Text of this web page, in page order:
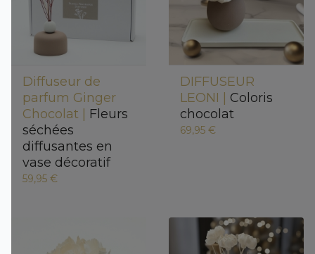
Diffuseur de
parfum Ginger
Chocolat | Fleurs
séchées
diffusantes en
vase décoratif
59,95 €
DIFFUSEUR
LEONI | Coloris
chocolat
69,95 €